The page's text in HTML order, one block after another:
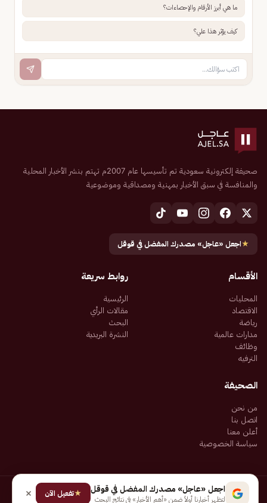
ما هي أبرز الأرقام والإحصاءات؟
كيف يؤثر هذا علي؟
صحيفة إلكترونية سعودية تم تأسيسها عام 2007م تهتم بنشر الأخبار المحلية
والمنافسة في سبق الأخبار بمهنية ومصداقية وموضوعية
★اجعل «عاجل» مصدرك المفضل في قوقل
الأقسام
المحليات
الاقتصاد
رياضة
مدارات عالمية
وظائف
الترفيه
روابط سريعة
الرئيسية
مقالات الرأي
البحث
النشرة البريدية
الصحيفة
من نحن
اتصل بنا
أعلن معنا
سياسة الخصوصية
جميع الحقوق محفوظة لـ شركة إيجاز للنشر الإلكتروني المالكة لصحيفة عاجل
اجعل «عاجل» مصدرك المفضل في قوقل
لتظهر أخبارنا أولاً ضمن «أهم الأخبار» في نتائج البحث
★تفعيل الآن